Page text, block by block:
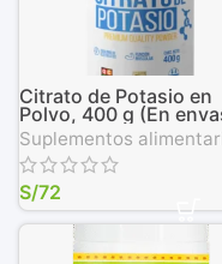
Citrato de Potasio en
Polvo, 400 g (En
biodegradable)
Suplementos
S/72